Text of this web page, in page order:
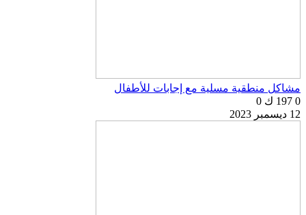
مشاكل منطقية مسلية مع إجابات للأطفال
0 197 ك
0
12 ديسمبر 2023